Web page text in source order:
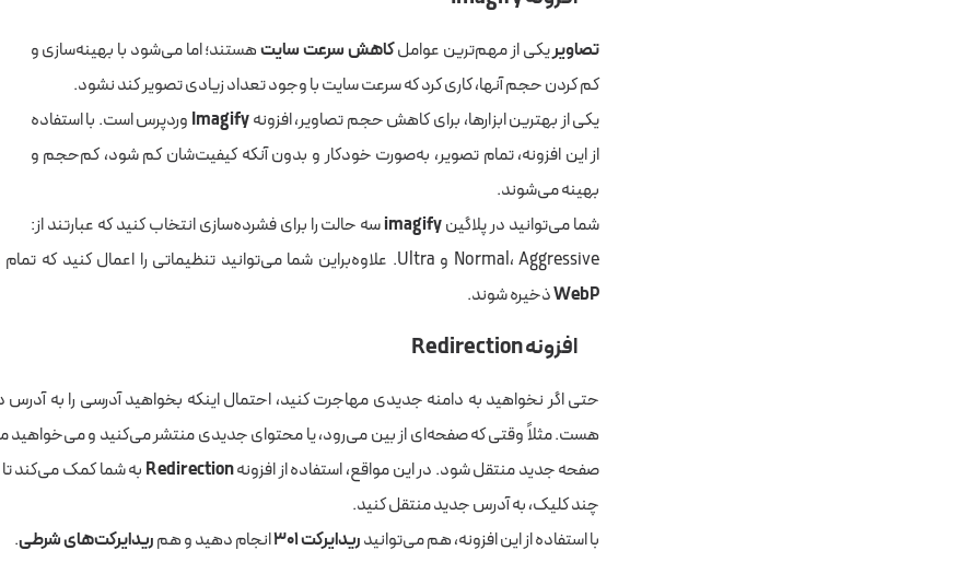
تصاویریکی از مهم‌ترین عواملکاهش سرعت سایتهستند؛ اما می‌شود با بهینه‌سازی و
کم کردن حجم آن‎ها، کاری کرد که سرعت سایت با وجود تعداد زیادی تصویر کند نشود.
یکی از بهترین ابزارها، برای کاهش حجم تصاویر، افزونهImagify وردپرس است. با استفاده
از این افزونه، تمام تصویر، به‌صورت خودکار و بدون آنکه کیفیت‌شان کم شود، کم‌حجم و
بهینه می‌شوند.
شما می‌توانید در پلاگینimagifyسه حالت را برای فشرده‌سازی انتخاب کنید که عبارتند از:
Normal، Aggressive و Ultra. علاوه‌براین شما می‌توانید تنظیماتی را اعمال کنید که تمام عکس‌ها با فرمت
WebPذخیره شوند.
افزونه Redirection
حتی اگر نخواهید به دامنه جدیدی مهاجرت کنید، احتمال اینکه بخواهید آدرسی را به آدرس
هست. مثلاً وقتی که صفحه‌ای از بین می‌رود، یا محتوای جدیدی منتشر می‌کنید و می‌خواهید
صفحه جدید منتقل شود. در این مواقع، استفاده از افزونهRedirection به شما کمک می‌کند تا
چند کلیک، به آدرس جدید منتقل کنید.
با استفاده از این افزونه، هم می‌توانیدریدایرکت ۳۰۱ انجام دهید و همریدایرکت‌های شرطی.